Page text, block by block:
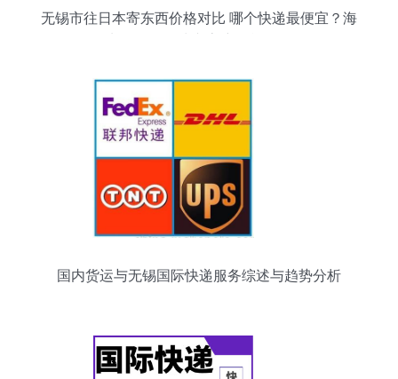
无锡市往日本寄东西价格对比 哪个快递最便宜？海
国内货运与无锡国际快递服务综述与趋势分析